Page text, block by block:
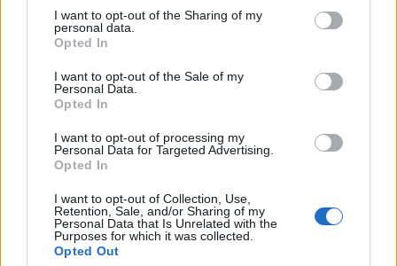
I want to opt-out of the Sharing of my
personal data.
Opted In
I want to opt-out of the Sale of my
Personal Data.
Opted In
I want to opt-out of processing my
Personal Data for Targeted Advertising.
Opted In
I want to opt-out of Collection, Use,
Retention, Sale, and/or Sharing of my
Personal Data that Is Unrelated with the
Purposes for which it was collected.
Opted Out
Meloni è stato di ostilità. E questa ostilità non
deriva dal fatto che si sia comportata in maniera
dall’asse che comandava a Bruxelles.”
Anche in Francia sta succedendo lo stesso?
dal 2011 in poi. Per dieci anni siamo stati
governati da maggioranze non votate dai cittadini.
Sfruttando al massimo la democrazia, gli